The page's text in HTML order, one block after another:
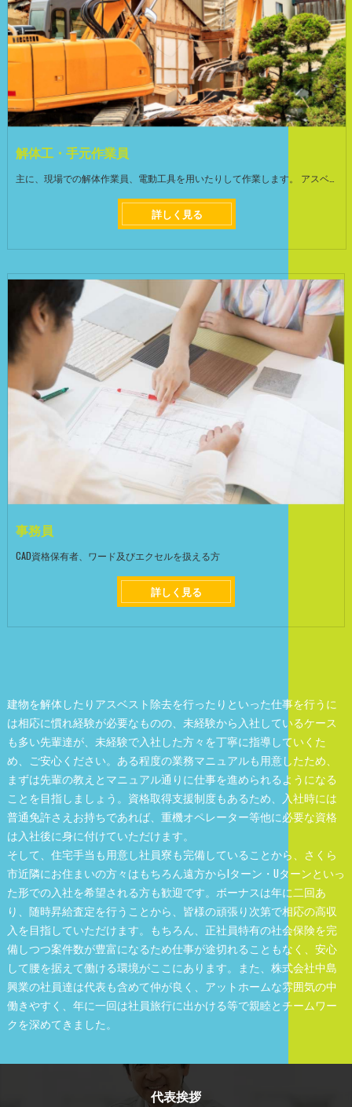
解体工・手元作業員
主に、現場での解体作業員、電動工具を用いたりして作業します。 アスベスト工事は防護マスクを着用してアスベスト除去作業を行うので、安心して作業に取り組めます。関東全域での仕事になります。 気持ちよく働いてもらいたいので体調も考慮しつつ、最適なシフトスケジュールを組みますのでご安心下さい。 業務拡大による募集のため、仕事量も収入も安定しています！ ＜前職より月給が上がった方社員も在籍＞ 当社では、仕事量が減ってしまう事が無いように、豊富な業務量と取引先と提携しています。現在、仕事が余りすぎていて困っています。 月給が10万~20万円アップして生活が変わった方、収入が安定した方など、仕事を頑張った分だけプライベートの充実が可能です! ＜未経験の方も安心して働ける環境＞ 入社後、先輩と同行しながら作業方法など、知識やスキルなどの業務を教えていきます。 イチから丁寧に指導しますので未経験の方やブランクのある方でも安心してお仕事できます。 頼れる先輩ばかりなので質問もしやすく、働きやすい環境です! ちょっとしたコツさえ掴めば重い建築資材も軽々運ぶことができるように!
詳しく見る
事務員
CAD資格保有者、ワード及びエクセルを扱える方
詳しく見る
建物を解体したりアスベスト除去を行ったりといった仕事を行うに
は相応に慣れ経験が必要なものの、未経験から入社しているケース
も多い先輩達が、未経験で入社した方々を丁寧に指導していくた
め、ご安心ください。ある程度の業務マニュアルも用意したため、
まずは先輩の教えとマニュアル通りに仕事を進められるようになる
ことを目指しましょう。資格取得支援制度もあるため、入社時には
普通免許さえお持ちであれば、重機オペレーター等他に必要な資格
は入社後に身に付けていただけます。
そして、住宅手当も用意し社員寮も完備していることから、さくら
市近隣にお住まいの方々はもちろん遠方からIターン・Uターンといっ
た形での入社を希望される方も歓迎です。ボーナスは年に二回あ
り、随時昇給査定を行うことから、皆様の頑張り次第で相応の高収
入を目指していただけます。もちろん、正社員特有の社会保険を完
備しつつ案件数が豊富になるため仕事が途切れることもなく、安心
して腰を据えて働ける環境がここにあります。また、株式会社中島
興業の社員達は代表も含めて仲が良く、アットホームな雰囲気の中
働きやすく、年に一回は社員旅行に出かける等で親睦とチームワー
クを深めてきました。
代表挨拶